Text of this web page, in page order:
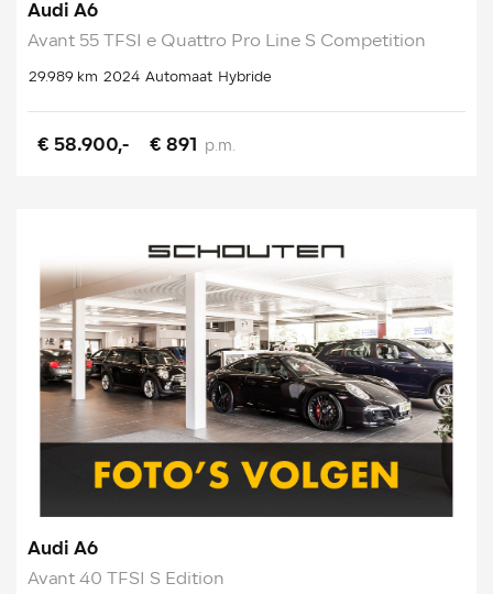
Audi A6
Avant 55 TFSI e Quattro Pro Line S Competition
29.989 km 2024 Automaat Hybride
€ 58.900,- € 891 p.m.
Audi A6
Avant 40 TFSI S Edition